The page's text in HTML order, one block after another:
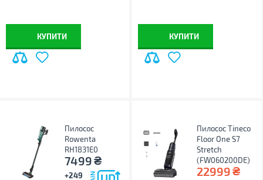
КУПИТИ КУПИТИ
Пилосос
Rowenta
RH1831E0
7499₴
+249
Пилосос Tineco
Floor One S7
Stretch
(FW060200DE)
22999₴